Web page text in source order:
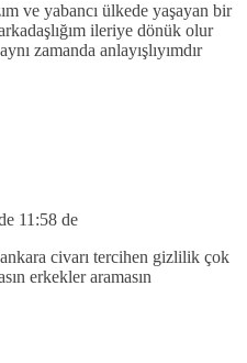
ve yabancı ülkede yaşayan bir
ileriye dönük olur
zamanda anlayışlıyımdır
11:58 de
civarı tercihen gizlilik çok
erkekler aramasın